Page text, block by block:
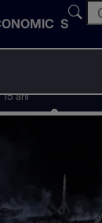
SPORT
ani
în
15 ani